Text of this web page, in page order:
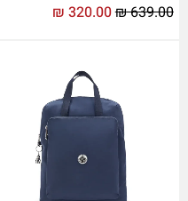
₪639.00
₪ 320.00